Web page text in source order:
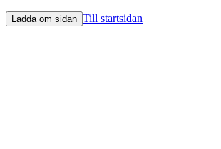
Ladda om sidan Till startsidan